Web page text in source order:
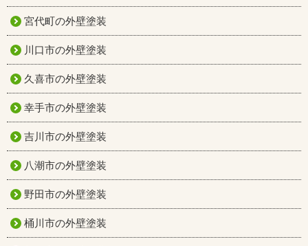
宮代町の外壁塗装
川口市の外壁塗装
久喜市の外壁塗装
幸手市の外壁塗装
吉川市の外壁塗装
八潮市の外壁塗装
野田市の外壁塗装
桶川市の外壁塗装